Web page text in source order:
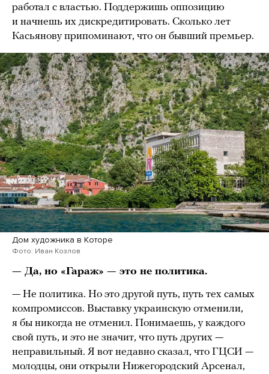
работал с властью. Поддержишь оппозицию
и начнешь их дискредитировать. Сколько лет
Касьянову припоминают, что он бывший премьер.
Дом художника в Которе
Фото: Иван Козлов
— Да, но «Гараж» — это не политика.
— Не политика. Но это другой путь, путь тех самых
компромиссов. Выставку украинскую отменили,
я бы никогда не отменил. Понимаешь, у каждого
свой путь, и это не значит, что путь других —
неправильный. Я вот недавно сказал, что ГЦСИ —
молодцы, они открыли Нижегородский Арсенал,